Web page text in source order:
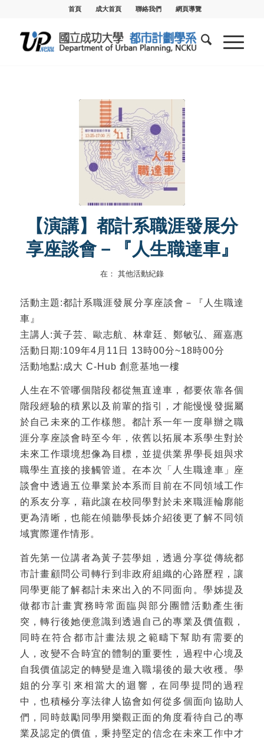
首頁 成大首頁 聯絡我們 網頁導覽
【演講】都計系職涯發展分
享座談會－『人生職達車』
在： 其他活動紀錄
活動主題:都計系職涯發展分享座談會－『人生職達
車』
主講人:黃子芸、歐志航、林韋廷、鄭敏弘、羅嘉惠
活動日期:109年4月11日 13時00分~18時00分
活動地點:成大 C-Hub 創意基地一樓
人生在不管哪個階段都從無直達車，都要依靠各個
階段經驗的積累以及前輩的指引，才能慢慢發掘屬
於自己未來的工作樣態。都計系一年一度舉辦之職
涯分享座談會時至今年，依舊以拓展本系學生對於
未來工作環境想像為目標，並提供業界學長姐與求
職學生直接的接觸管道。在本次「人生職達車」座
談會中透過五位畢業於本系而目前在不同領域工作
的系友分享，藉此讓在校同學對於未來職涯輪廓能
更為清晰，也能在傾聽學長姊介紹後更了解不同領
域實際運作情形。
首先第一位講者為黃子芸學姐，透過分享從傳統都
市計畫顧問公司轉行到非政府組織的心路歷程，讓
同學更能了解都計未來出入的不同面向。學姊提及
做都市計畫實務時常面臨與部分團體活動產生衝
突，轉行後她便意識到透過自己的專業及價值觀，
同時在符合都市計畫法規之範疇下幫助有需要的
人，改變不合時宜的體制的重要性，過程中心境及
自我價值認定的轉變是進入職場後的最大收穫。學
姐的分享引來相當大的迴響，在同學提問的過程
中，也積極分享法律人協會如何從多個面向協助人
們，同時鼓勵同學用樂觀正面的角度看待自己的專
業及認定的價值，秉持堅定的信念在未來工作中才